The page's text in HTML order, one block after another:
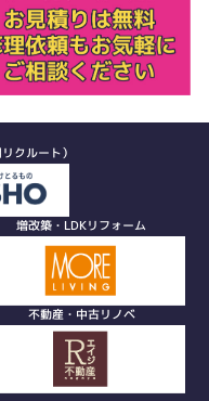
クルート）
増改築・LDKリフォーム
不動産・中古リノベ